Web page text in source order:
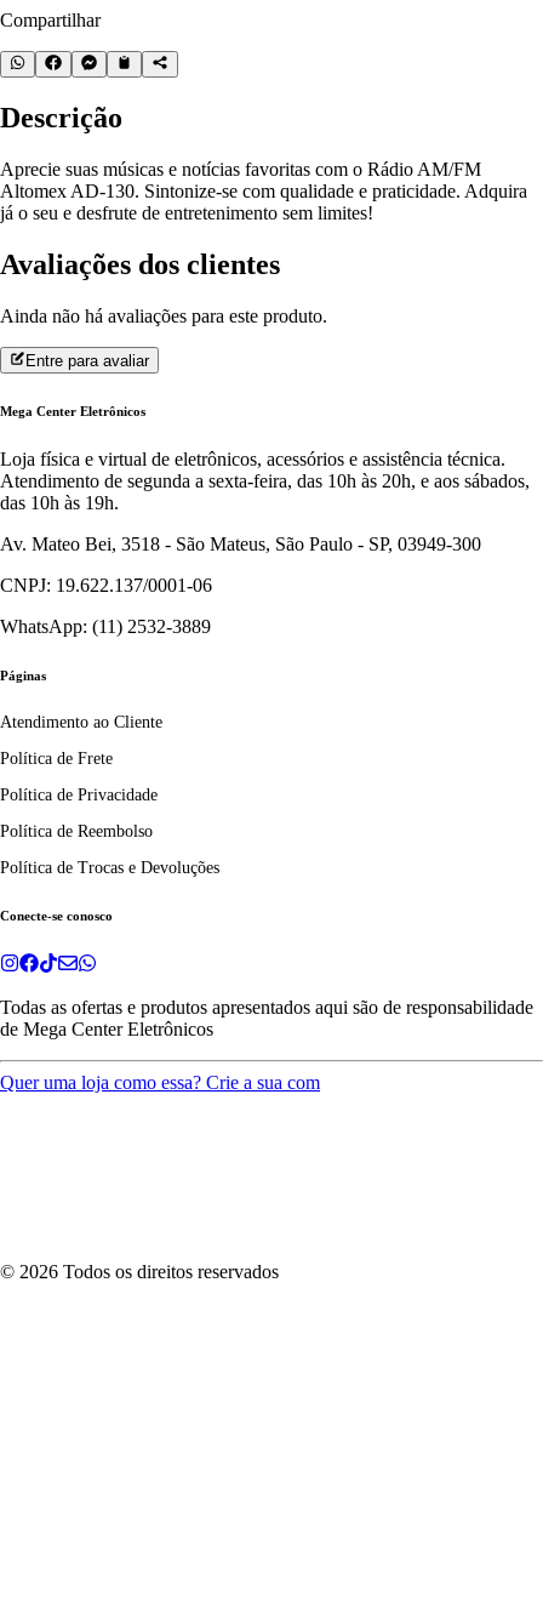
Compartilhar
Descrição
Aprecie suas músicas e notícias favoritas com o Rádio AM/FM
Altomex AD-130. Sintonize-se com qualidade e praticidade. Adquira
já o seu e desfrute de entretenimento sem limites!
Avaliações dos clientes
Ainda não há avaliações para este produto.
Entre para avaliar
Mega Center Eletrônicos
Loja física e virtual de eletrônicos, acessórios e assistência técnica.
Atendimento de segunda a sexta-feira, das 10h às 20h, e aos sábados,
das 10h às 19h.
Av. Mateo Bei, 3518 - São Mateus, São Paulo - SP, 03949-300
CNPJ: 19.622.137/0001-06
WhatsApp: (11) 2532-3889
Páginas
Atendimento ao Cliente
Política de Frete
Política de Privacidade
Política de Reembolso
Política de Trocas e Devoluções
Conecte-se conosco
Todas as ofertas e produtos apresentados aqui são de responsabilidade
de Mega Center Eletrônicos
Quer uma loja como essa? Crie a sua com
© 2026 Todos os direitos reservados